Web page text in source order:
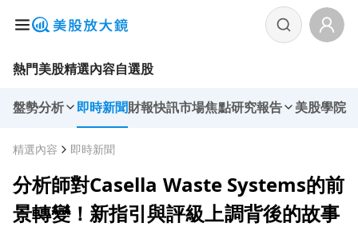
熱門美股精選內容自選股
盤勢分析 即時新聞財報快訊市場焦點研究報告 美股學院
精選內容 即時新聞
分析師對Casella Waste Systems的前
景轉變！新指引與評級上調背後的故事